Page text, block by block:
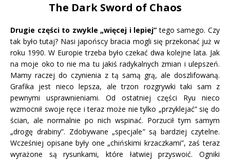
The Dark Sword of Chaos
Drugie części to zwykle „więcej i lepiej” tego samego. Czy
tak było tutaj? Nasi japońscy bracia mogli się przekonać już w
roku 1990. W Europie trzeba było czekać dwa kolejne lata. Jak
na moje oko to nie ma tu jakiś radykalnych zmian i ulepszeń.
Mamy raczej do czynienia z tą samą grą, ale doszlifowaną.
Grafika jest nieco lepsza, ale trzon rozgrywki taki sam z
pewnymi usprawnieniami. Od ostatniej części Ryu nieco
wzmocnił swoje ręce i teraz może nie tylko „przyklejać” się do
ścian, ale normalnie po nich wspinać. Porzucił tym samym
„drogę drabiny”. Zdobywane „specjale” są bardziej czytelne.
Wcześniej opisane były one „chińskimi krzaczkami”, zaś teraz
wyrażone są rysunkami, które łatwiej przyswoić. Ogniki